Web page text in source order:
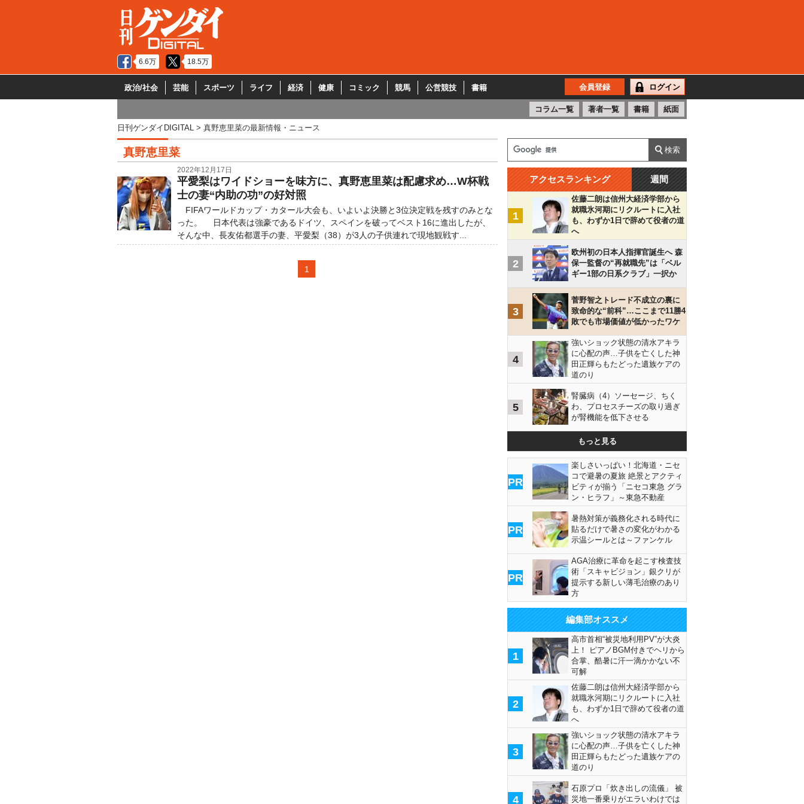
6.6万 18.5万
政治/社会 芸能 スポーツ ライフ 経済 健康 コミック 競馬 公営競技 書籍 会員登録 ログイン
コラム一覧 著者一覧 書籍 紙面
日刊ゲンダイDIGITAL 真野恵里菜の最新情報・ニュース
真野恵里菜
2022年12月17日
平愛梨はワイドショーを味方に、真野恵里菜は配慮求め…W杯戦
士の妻“内助の功”の好対照
FIFAワールドカップ・カタール大会も、いよいよ決勝と3位決定戦を残すのみとな
った。 日本代表は強豪であるドイツ、スペインを破ってベスト16に進出したが、
そんな中、長友佑都選手の妻、平愛梨（38）が3人の子供連れで現地観戦す...
1
アクセスランキング 週間
1
佐藤二朗は信州大経済学部から
就職氷河期にリクルートに入社
も、わずか1日で辞めて役者の道
へ
2
欧州初の日本人指揮官誕生へ 森
保一監督の“再就職先”は「ベル
ギー1部の日系クラブ」一択か
3
菅野智之トレード不成立の裏に
致命的な“前科”…ここまで11勝4
敗でも市場価値が低かったワケ
4
強いショック状態の清水アキラ
に心配の声…子供を亡くした神
田正輝らもたどった遺族ケアの
道のり
5
腎臓病（4）ソーセージ、ちく
わ、プロセスチーズの取り過ぎ
が腎機能を低下させる
もっと見る
PR
楽しさいっぱい！北海道・ニセ
コで避暑の夏旅 絶景とアクティ
ビティが揃う「ニセコ東急 グラ
ン・ヒラフ」～東急不動産
PR
暑熱対策が義務化される時代に
貼るだけで暑さの変化がわかる
示温シールとは～ファンケル
PR
AGA治療に革命を起こす検査技
術「スキャビジョン」銀クリが
提示する新しい薄毛治療のあり
方
編集部オススメ
1
高市首相“被災地利用PV”が大炎
上！ ピアノBGM付きでヘリから
合掌、酷暑に汗一滴かかない不
可解
2
佐藤二朗は信州大経済学部から
就職氷河期にリクルートに入社
も、わずか1日で辞めて役者の道
へ
3
強いショック状態の清水アキラ
に心配の声…子供を亡くした神
田正輝らもたどった遺族ケアの
道のり
4
石原プロ「炊き出しの流儀」 被
災地一番乗りがエラいわけでは